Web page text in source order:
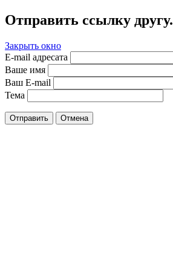
Отправить ссылку другу.
Закрыть окно
E-mail адресата
Ваше имя
Ваш E-mail
Тема
Отправить Отмена